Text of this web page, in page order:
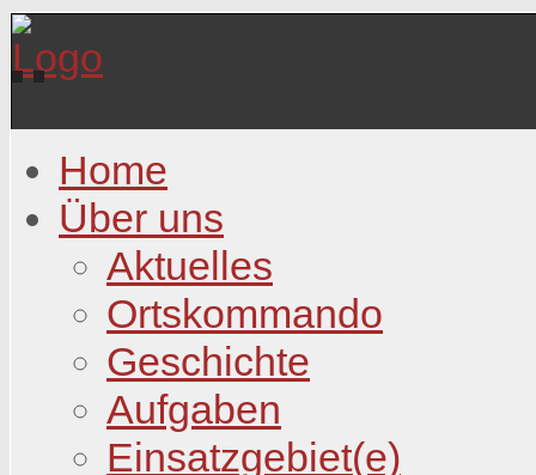
Home
Über uns
Aktuelles
Ortskommando
Geschichte
Aufgaben
Einsatzgebiet(e)